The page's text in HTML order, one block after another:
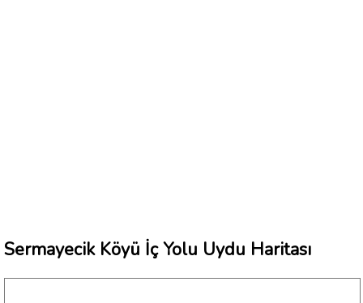
Sermayecik Köyü İç Yolu Uydu Haritası